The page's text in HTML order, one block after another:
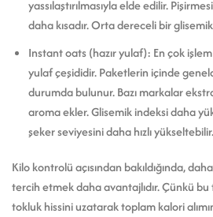
yassılaştırılmasıyla elde edilir.
daha kısadır. Orta dereceli bir
Instant oats (hazır yulaf): En çok
yulaf çeşididir. Paketlerin içinde
durumda bulunur. Bazı markalar
aroma ekler. Glisemik indeksi daha
şeker seviyesini daha hızlı yükseltebilir.
Kilo kontrolü açısından bakıldığında,
tercih etmek daha avantajlıdır. Çünkü
tokluk hissini uzatarak toplam kalori